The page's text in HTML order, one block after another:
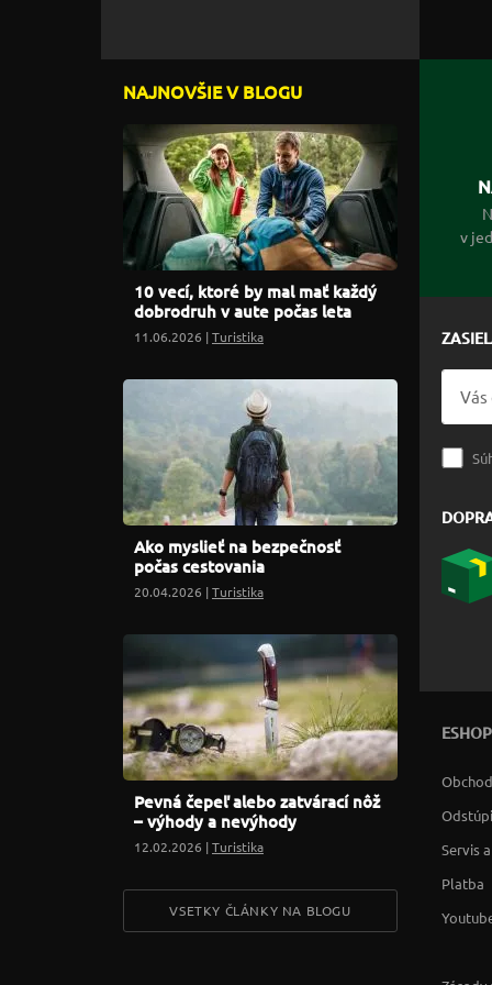
NAJNOVŠIE V BLOGU
10 vecí, ktoré by mal mať každý
dobrodruh v aute počas leta
11.06.2026 |Turistika
Ako myslieť na bezpečnosť
počas cestovania
20.04.2026 |Turistika
Pevná čepeľ alebo zatvárací nôž
– výhody a nevýhody
12.02.2026 |Turistika
VSETKY ČLÁNKY NA BLOGU
v
Servis
Platba